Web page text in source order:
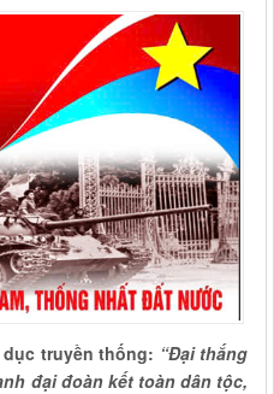
truyền thống: “Đại thắng
đại đoàn kết toàn dân tộc,